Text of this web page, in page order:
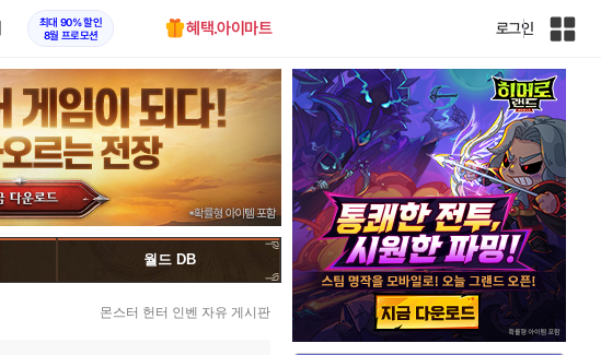
최대 90% 할인
8월 프로모션
혜택.아이마트 로그인
인
전
이
트
맵
월드 DB
몬스터 헌터 인벤 자유 게시판